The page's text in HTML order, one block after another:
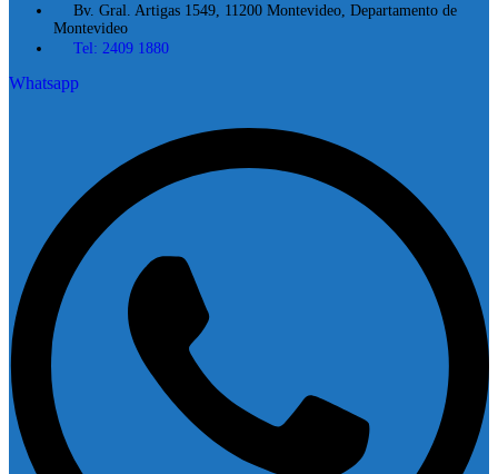
Bv. Gral. Artigas 1549, 11200 Montevideo, Departamento de
Montevideo
Tel: 2409 1880
Whatsapp